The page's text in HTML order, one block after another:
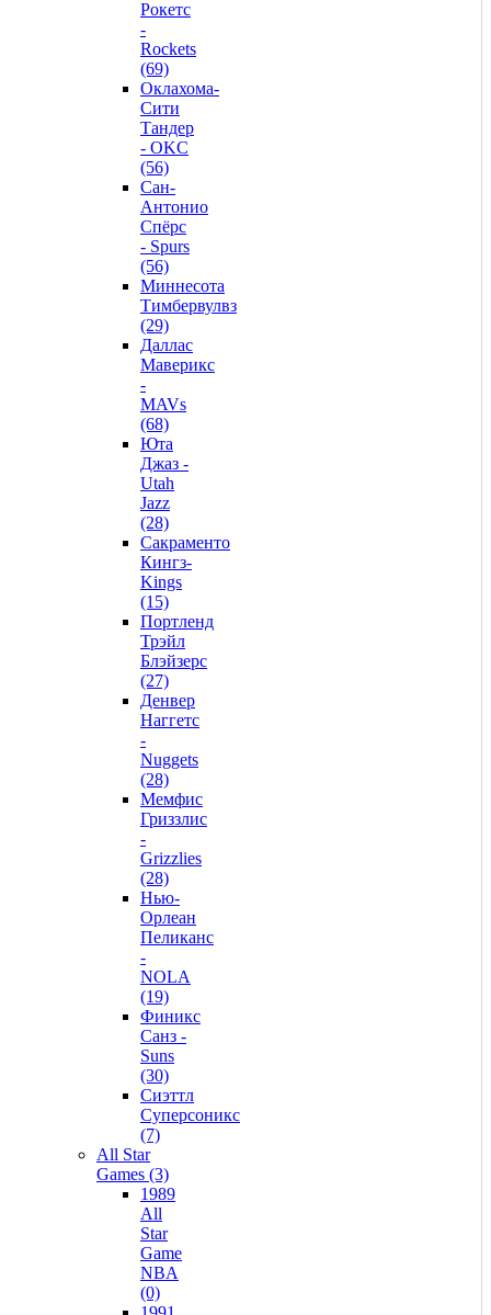
Рокетс
-
Rockets
(69)
Оклахома-
Сити
Тандер
- OKC
(56)
Сан-
Антонио
Спёрс
- Spurs
(56)
Миннесота
Тимбервулвз
(29)
Даллас
Маверикс
-
MAVs
(68)
Юта
Джаз -
Utah
Jazz
(28)
Сакраменто
Кингз-
Kings
(15)
Портленд
Трэйл
Блэйзерс
(27)
Денвер
Наггетс
-
Nuggets
(28)
Мемфис
Гриззлис
-
Grizzlies
(28)
Нью-
Орлеан
Пеликанс
-
NOLA
(19)
Финикс
Санз -
Suns
(30)
Сиэттл
Суперсоникс
(7)
All Star
Games (3)
1989
All
Star
Game
NBA
(0)